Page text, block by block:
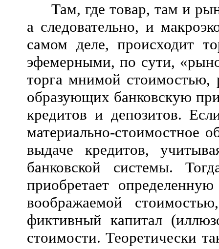
Там, где товар, там и
а следовательно, и
самом деле, происходит
эфемерными, по сути,
торга мнимой стоимостью,
образующих банковскую
кредитов и депозитов.
материально-стоимостное
выдаче кредитов,
банковской системы.
приобретает
воображаемой
фиктивный капитал
стоимости. Теоретически